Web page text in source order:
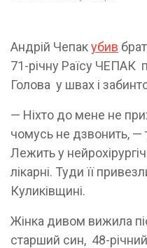
Андрій Чепакубив
71-річну Раїсу ЧЕПАК
Голова у швах і
— Ніхто до мене не
чомусь не дзвонить, —
Лежить у
лікарні. Туди її
Куликівщині.
Жінка дивом вижила
старший син, 48-